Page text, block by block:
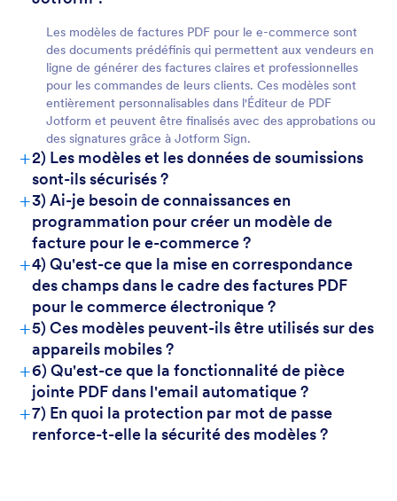
For Customers
Les modèles de factures PDF pour le e-commerce sont
des documents prédéfinis qui permettent aux vendeurs en
ligne de générer des factures claires et professionnelles
pour les commandes de leurs clients. Ces modèles sont
entièrement personnalisables dans l'Éditeur de PDF
Jotform et peuvent être finalisés avec des approbations ou
des signatures grâce à Jotform Sign.
+2) Les modèles et les données de soumissions
sont-ils sécurisés ?
+3) Ai-je besoin de connaissances en
programmation pour créer un modèle de
facture pour le e-commerce ?
+4) Qu'est-ce que la mise en correspondance
des champs dans le cadre des factures PDF
pour le commerce électronique ?
+5) Ces modèles peuvent-ils être utilisés sur des
appareils mobiles ?
+6) Qu'est-ce que la fonctionnalité de pièce
jointe PDF dans l'email automatique ?
+7) En quoi la protection par mot de passe
renforce-t-elle la sécurité des modèles ?